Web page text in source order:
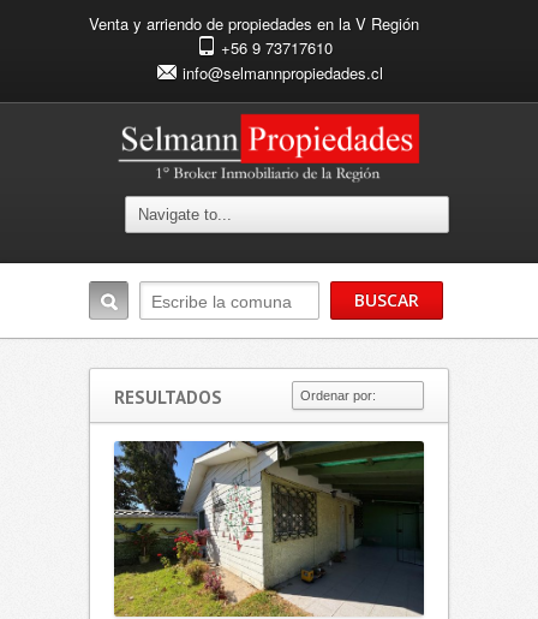
Venta y arriendo de propiedades en la V Región
+56 9 73717610
info@selmannpropiedades.cl
RESULTADOS